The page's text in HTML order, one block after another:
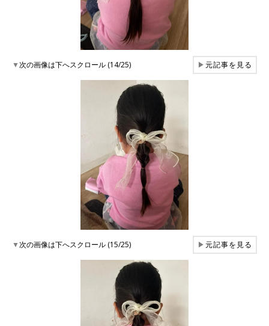
▼次の画像は下へスクロール (14/25) ▶元記事を見る
▼次の画像は下へスクロール (15/25) ▶元記事を見る